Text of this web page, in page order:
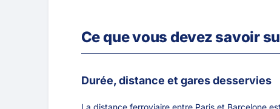
Ce que vous devez savoir
Durée, distance et gares desservies
La distance ferroviaire entre Paris et Barcelone